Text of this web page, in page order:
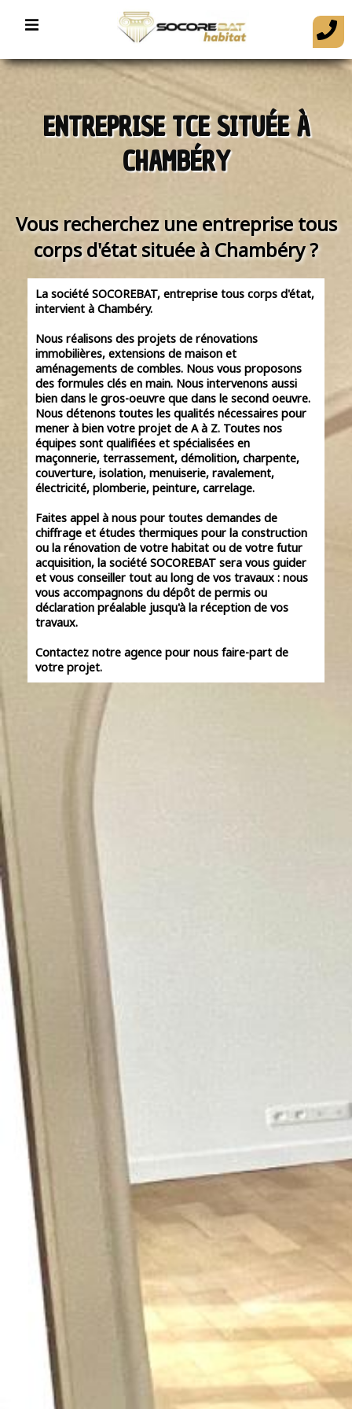
ENTREPRISE TCE SITUÉE À
CHAMBÉRY
Vous recherchez une entreprise tous
corps d'état située à Chambéry ?
La société SOCOREBAT, entreprise tous corps d'état,
intervient à Chambéry.
Nous réalisons des projets de rénovations
immobilières, extensions de maison et
aménagements de combles. Nous vous proposons
des formules clés en main. Nous intervenons aussi
bien dans le gros-oeuvre que dans le second oeuvre.
Nous détenons toutes les qualités nécessaires pour
mener à bien votre projet de A à Z. Toutes nos
équipes sont qualifiées et spécialisées en
maçonnerie, terrassement, démolition, charpente,
couverture, isolation, menuiserie, ravalement,
électricité, plomberie, peinture, carrelage.
Faites appel à nous pour toutes demandes de
chiffrage et études thermiques pour la construction
ou la rénovation de votre habitat ou de votre futur
acquisition, la société SOCOREBAT sera vous guider
et vous conseiller tout au long de vos travaux : nous
vous accompagnons du dépôt de permis ou
déclaration préalable jusqu'à la réception de vos
travaux.
Contactez notre agence pour nous faire-part de
votre projet.